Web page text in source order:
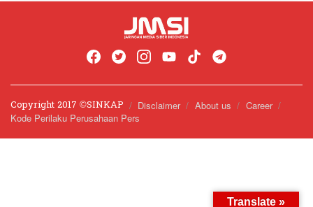
Copyright 2017 ©️SINKAP Disclaimer About us
Career
Kode Perilaku Perusahaan Pers
Translate »